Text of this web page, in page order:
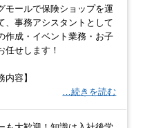
ールで保険ショップを運
、事務アシスタントとして
作成・イベント業務・お子
任せします！
内容】
…続きを読む